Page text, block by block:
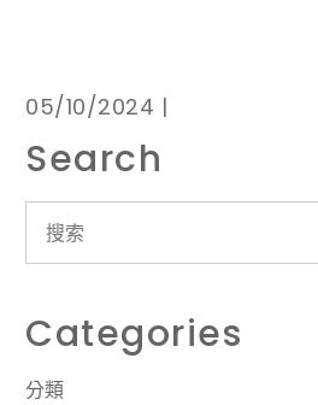
05/10/2024 |
Search
Categories
分類